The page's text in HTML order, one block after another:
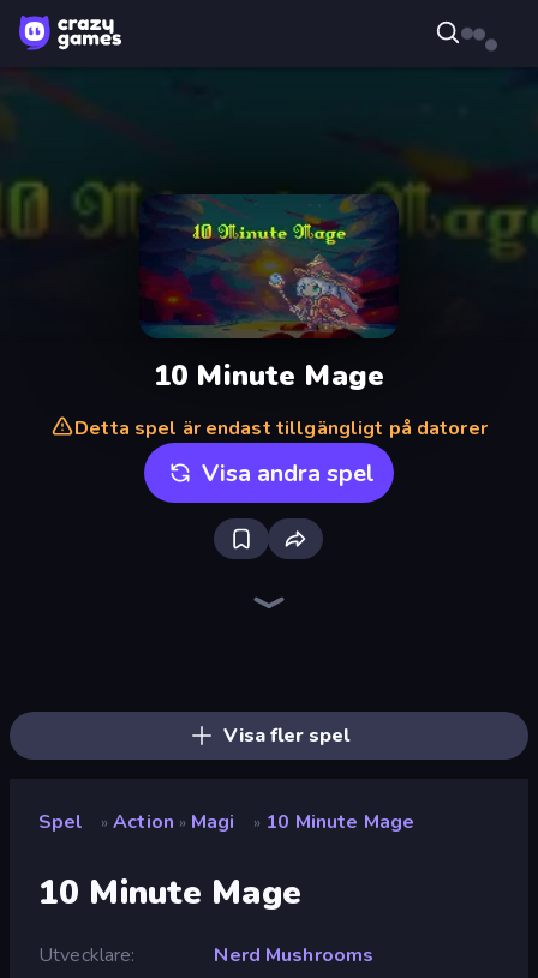
10 Minute Mage
Detta spel är endast tillgängligt på datorer
Visa andra spel
Visa fler spel
Spel » Action » Magi » 10 Minute Mage
10 Minute Mage
Utvecklare
Nerd Mushrooms